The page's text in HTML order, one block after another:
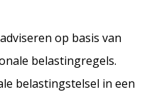
op basis van
belastingregels.
belastingstelsel in een